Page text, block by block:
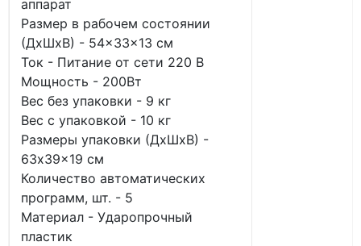
аппарат
Размер в рабочем состоянии
(ДxШxВ) - 54×33×13 см
Ток - Питание от сети 220 В
Мощность - 200Вт
Вес без упаковки - 9 кг
Вес с упаковкой - 10 кг
Размеры упаковки (ДxШxВ) -
63x39x19 см
Количество автоматических
программ, шт. - 5
Материал - Ударопрочный
пластик